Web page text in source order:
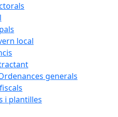
local
generals
i plantilles